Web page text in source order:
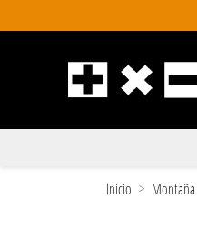
Inicio Montaña